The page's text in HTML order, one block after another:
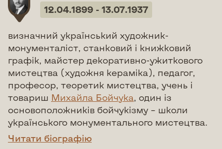
12.04.1899 - 13.07.1937
визначний український художник-
монументаліст, станковий і книжковий
графік, майстер декоративно-ужиткового
мистецтва (художня кераміка), педагог,
професор, теоретик мистецтва, учень і
товариш Михайла Бойчука, один із
основоположників бойчукізму – школи
українського монументального мистецтва.
Читати біографію